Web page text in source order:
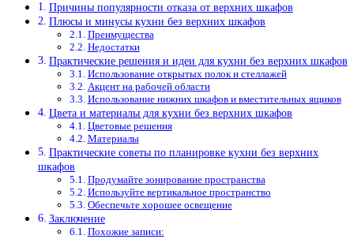
Причины популярности отказа от верхних шкафов
Плюсы и минусы кухни без верхних шкафов
Преимущества
Недостатки
Практические решения и идеи для кухни без верхних шкафов
Использование открытых полок и стеллажей
Акцент на рабочей области
Использование нижних шкафов и вместительных ящиков
Цвета и материалы для кухни без верхних шкафов
Цветовые решения
Материалы
Практические советы по планировке кухни без верхних
шкафов
Продумайте зонирование пространства
Используйте вертикальное пространство
Обеспечьте хорошее освещение
Заключение
Похожие записи: